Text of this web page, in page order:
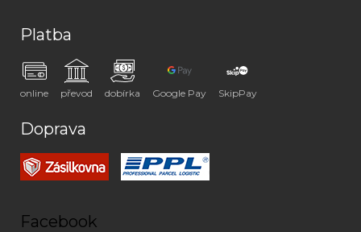
Platba
online převod dobírka Google Pay SkipPay
Doprava
Facebook